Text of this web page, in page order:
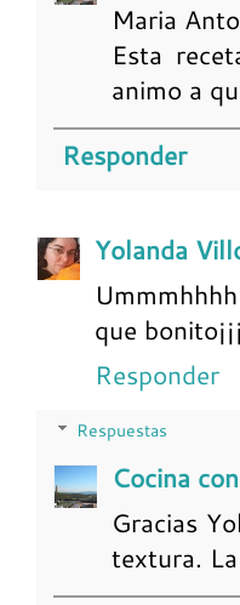
Maria
Esta
animo a
Responder
Yolanda
que bonito¡¡¡
Responder
Respuestas
Cocina
Gracias
textura.